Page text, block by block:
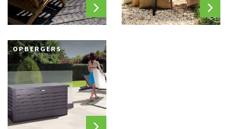
OPBERGERS